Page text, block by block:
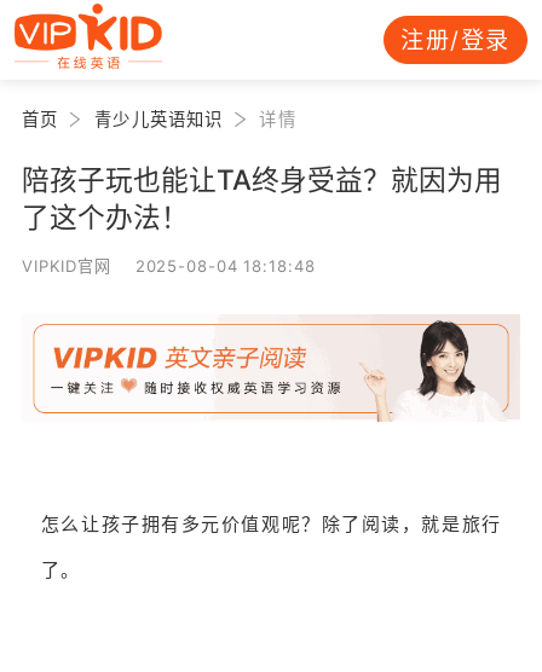
注册/登录
首页 青少儿英语知识 详情
陪孩子玩也能让TA终身受益？就因为用
了这个办法！
VIPKID官网 2025-08-04 18:18:48
怎么让孩子拥有多元价值观呢？除了阅读，就是旅行
了。